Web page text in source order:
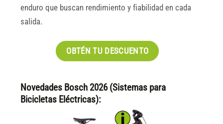
enduro que buscan rendimiento y fiabilidad en cada
salida.
OBTÉN TU DESCUENTO
Novedades Bosch 2026 (Sistemas para
Bicicletas Eléctricas):